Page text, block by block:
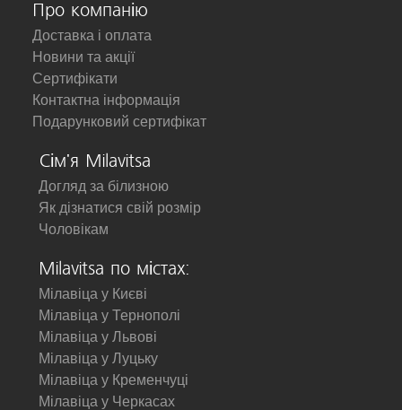
Про компанію
Доставка і оплата
Новини та акції
Сертифікати
Контактна інформація
Подарунковий сертифікат
Сім'я Milavitsa
Догляд за білизною
Як дізнатися свій розмір
Чоловікам
Milavitsa по містах:
Мілавіца у Києві
Мілавіца у Тернополі
Мілавіца у Львові
Мілавіца у Луцьку
Мілавіца у Кременчуці
Мілавіца у Черкасах